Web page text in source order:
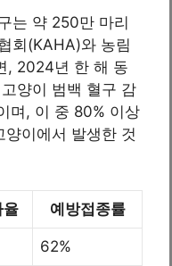
는 약 250만 마리
회(KAHA)와 농림
, 2024년 한 해 동
양이 범백 혈구 감
며, 이 중 80% 이상
이에서 발생한 것
율 예방접종률
62%